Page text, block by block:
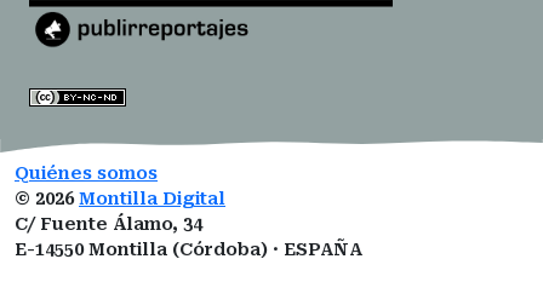
Quiénes somos
© 2026 Montilla Digital
C/ Fuente Álamo, 34
E-14550 Montilla (Córdoba) · ESPAÑA